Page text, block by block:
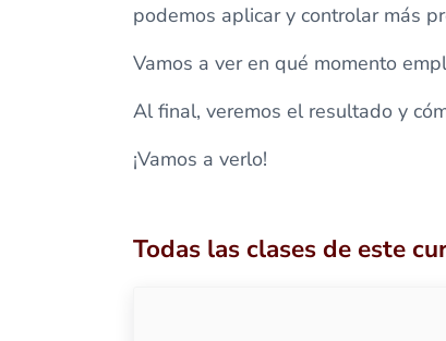
podemos aplicar y controlar más
Vamos a ver en qué momento
Al final, veremos el resultado y
¡Vamos a verlo!
Todas las clases de este